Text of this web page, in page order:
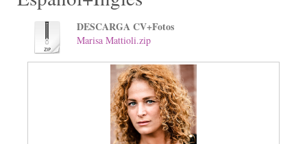
DESCARGA CV+Fotos
Marisa Mattioli.zip